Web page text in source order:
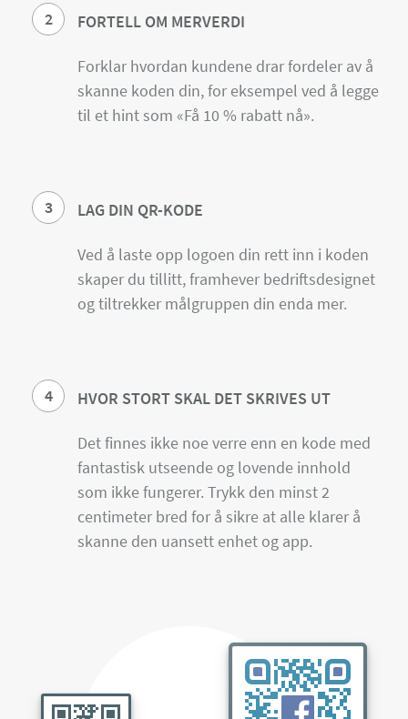
2 FORTELL OM MERVERDI
Forklar hvordan kundene drar fordeler av å
skanne koden din, for eksempel ved å legge
til et hint som «Få 10 % rabatt nå».
3 LAG DIN QR-KODE
Ved å laste opp logoen din rett inn i koden
skaper du tillitt, framhever bedriftsdesignet
og tiltrekker målgruppen din enda mer.
4 HVOR STORT SKAL DET SKRIVES UT
Det finnes ikke noe verre enn en kode med
fantastisk utseende og lovende innhold
som ikke fungerer. Trykk den minst 2
centimeter bred for å sikre at alle klarer å
skanne den uansett enhet og app.